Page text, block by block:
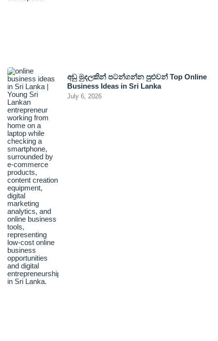
අඩු මුදලකින් පටන්ගන්න පුළුවන් Top Online
Business Ideas in Sri Lanka
July 6, 2026